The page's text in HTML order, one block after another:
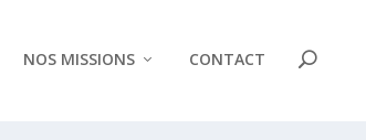
NOS MISSIONS CONTACT